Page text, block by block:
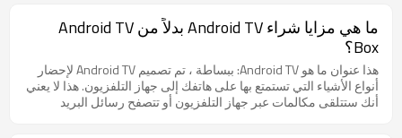
ما هي مزايا شراء Android TV بدلاً من Android TV
Box؟
هذا عنوان ما هو Android TV: ببساطة ، تم تصميم Android TV لإحضار
أنواع الأشياء التي تستمتع بها على هاتفك إلى جهاز التلفزيون. هذا لا يعني
أنك ستتلقى مكالمات عبر جهاز التلفزيون أو تتصفح رسائل البريد